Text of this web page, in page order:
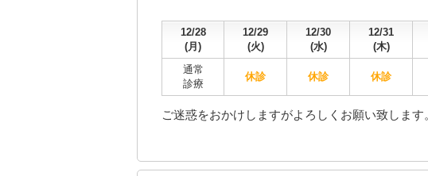
12/28
(月)
12/29
(火)
12/30
(水)
12/31
(木)
通常
診療
休診 休診 休診
ご迷惑をおかけしますがよろしくお願い致します